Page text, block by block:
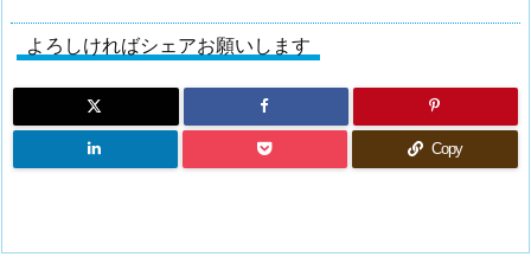
よろしければシェアお願いします
Copy